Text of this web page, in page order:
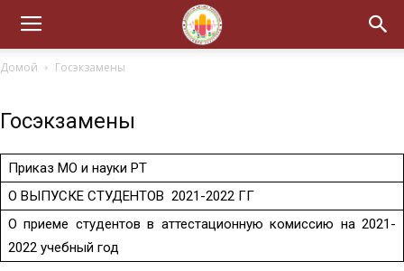
Домой Госэкзамены
Госэкзамены
Приказ МО и науки РТ
О ВЫПУСКЕ СТУДЕНТОВ 2021-2022 ГГ
О приеме студентов в аттестационную комиссию на 2021-
2022 учебный год